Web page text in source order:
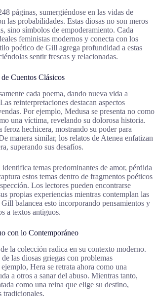
páginas, sumergiéndose en las vidas de
las probabilidades. Estas diosas no son meros
sino símbolos de empoderamiento. Cada
feministas modernos y conecta con los
poético de Gill agrega profundidad a estas
sentir frescas y relacionadas.
Cuentos Clásicos
cada poema, dando nueva vida a
reinterpretaciones destacan aspectos
Por ejemplo, Medusa se presenta no como
una víctima, revelando su dolorosa historia.
feroz hechicera, mostrando su poder para
manera similar, los relatos de Atenea enfatizan
superando sus desafíos.
temas predominantes de amor, pérdida
estos temas dentro de fragmentos poéticos
Los lectores pueden encontrarse
propias experiencias mientras contemplan las
Gill balancea esto incorporando pensamientos y
a textos antiguos.
con lo Contemporáneo
la colección radica en su contexto moderno.
las diosas griegas con problemas
Hera se retrata ahora como una
a otros a sanar del abuso. Mientras tanto,
como una reina que elige su destino,
tradicionales.